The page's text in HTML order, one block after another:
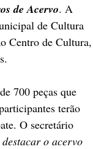
de Acervo. A
de Cultura
Centro de Cultura,
700 peças que
terão
O secretário
destacar o acervo